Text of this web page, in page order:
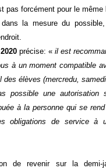
pas forcément pour le
dans la mesure du
précise: « il est
à un moment compatible
des élèves (mercredu,
possible une autorisation
à la personne qui se
obligations de service à
de revenir sur la